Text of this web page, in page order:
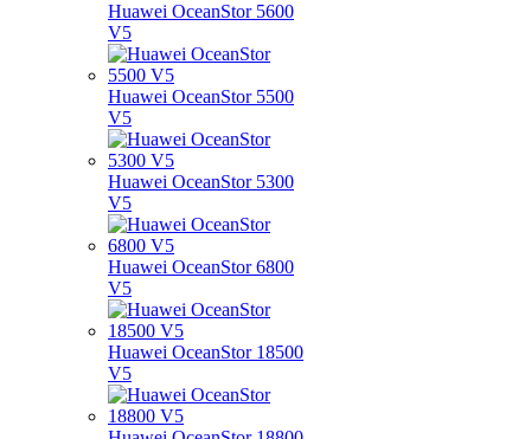
Huawei OceanStor 5600
V5
Huawei OceanStor 5500
V5
Huawei OceanStor 5300
V5
Huawei OceanStor 6800
V5
Huawei OceanStor 18500
V5